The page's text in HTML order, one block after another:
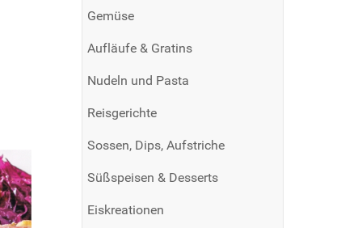
Gemüse
Aufläufe & Gratins
Nudeln und Pasta
Reisgerichte
Sossen, Dips, Aufstriche
Süßspeisen & Desserts
Eiskreationen